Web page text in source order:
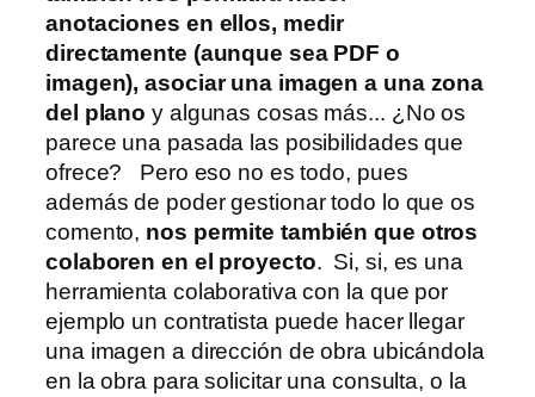
anotaciones en ellos, medir
directamente (aunque sea PDF o
imagen), asociar una imagen a una zona
del plano y algunas cosas más... ¿No os
parece una pasada las posibilidades que
ofrece? Pero eso no es todo, pues
además de poder gestionar todo lo que os
comento, nos permite también que otros
colaboren en el proyecto. Si, si, es una
herramienta colaborativa con la que por
ejemplo un contratista puede hacer llegar
una imagen a dirección de obra ubicándola
en la obra para solicitar una consulta, o la